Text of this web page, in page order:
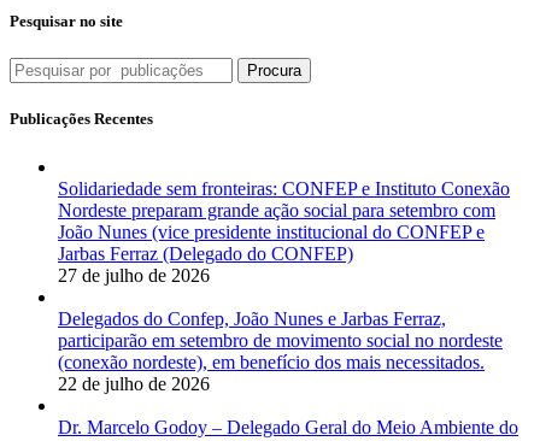
Pesquisar no site
Procura
Publicações Recentes
Solidariedade sem fronteiras: CONFEP e Instituto Conexão
Nordeste preparam grande ação social para setembro com
João Nunes (vice presidente institucional do CONFEP e
Jarbas Ferraz (Delegado do CONFEP)
27 de julho de 2026
Delegados do Confep, João Nunes e Jarbas Ferraz,
participarão em setembro de movimento social no nordeste
(conexão nordeste), em benefício dos mais necessitados.
22 de julho de 2026
Dr. Marcelo Godoy – Delegado Geral do Meio Ambiente do